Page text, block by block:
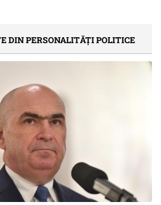
DIN PERSONALITĂȚI POLITICE